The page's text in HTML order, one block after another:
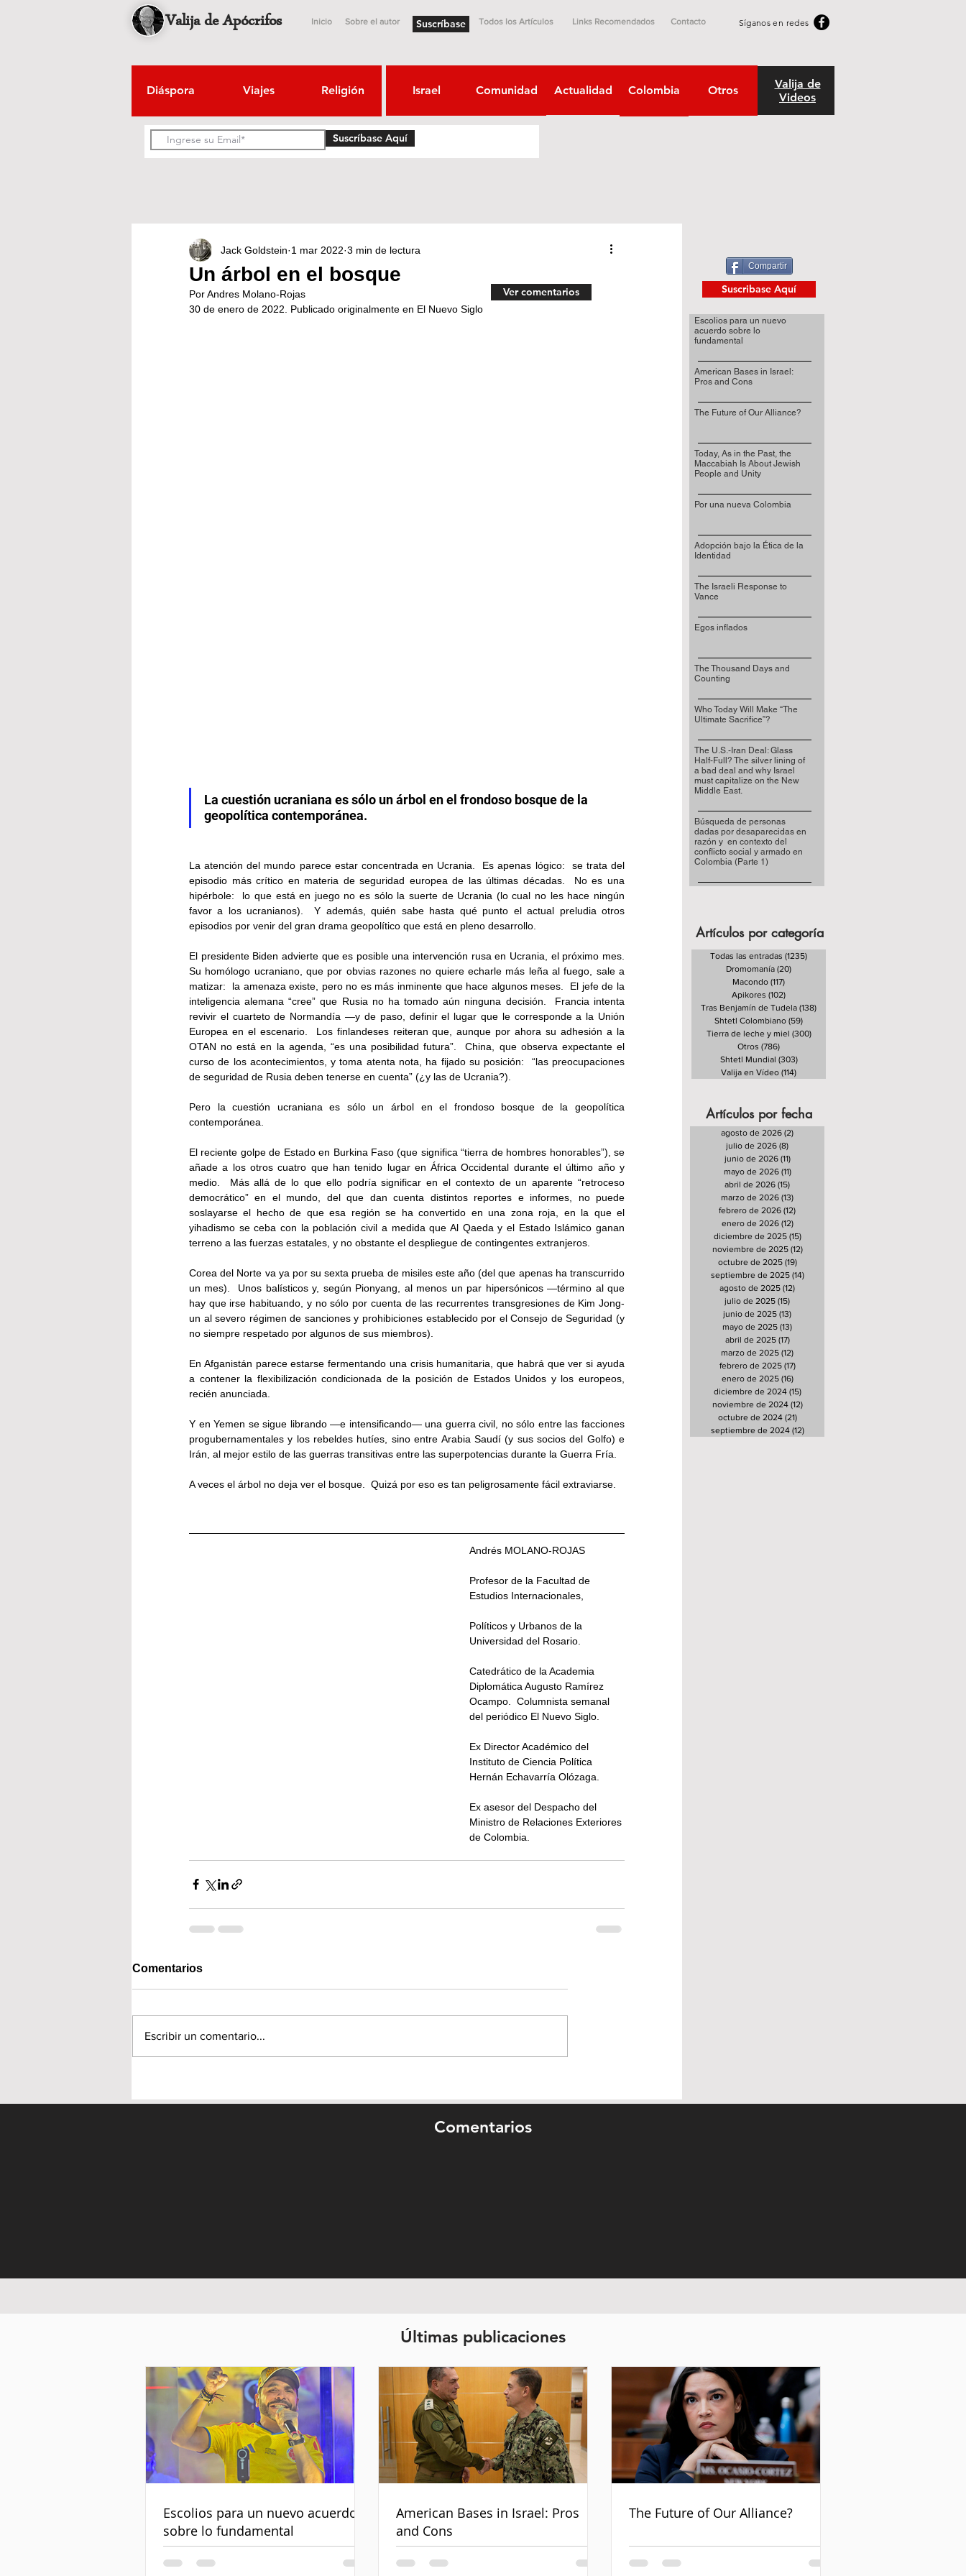
Valija de Apócrifos Inicio Sobre el autor Suscríbase Todos los Artículos Links Recomendados Contacto Síganos en redes
Diáspora Viajes Religión Israel Comunidad Actualidad Colombia Otros
Valija de
Videos
Suscríbase Aquí
Un árbol en el bosque
Jack Goldstein 1 mar 2022 3 min de lectura
Por Andres Molano-Rojas
30 de enero de 2022. Publicado originalmente en El Nuevo Siglo
La cuestión ucraniana es sólo un árbol en el frondoso bosque de la
geopolítica contemporánea.
La atención del mundo parece estar concentrada en Ucrania.  Es apenas lógico:  se trata del
episodio más crítico en materia de seguridad europea de las últimas décadas.  No es una
hipérbole:  lo que está en juego no es sólo la suerte de Ucrania (lo cual no les hace ningún
favor a los ucranianos).  Y además, quién sabe hasta qué punto el actual preludia otros
episodios por venir del gran drama geopolítico que está en pleno desarrollo.
El presidente Biden advierte que es posible una intervención rusa en Ucrania, el próximo mes.
Su homólogo ucraniano, que por obvias razones no quiere echarle más leña al fuego, sale a
matizar:  la amenaza existe, pero no es más inminente que hace algunos meses.  El jefe de la
inteligencia alemana “cree” que Rusia no ha tomado aún ninguna decisión.  Francia intenta
revivir el cuarteto de Normandía —y de paso, definir el lugar que le corresponde a la Unión
Europea en el escenario.  Los finlandeses reiteran que, aunque por ahora su adhesión a la
OTAN no está en la agenda, “es una posibilidad futura”.  China, que observa expectante el
curso de los acontecimientos, y toma atenta nota, ha fijado su posición:  “las preocupaciones
de seguridad de Rusia deben tenerse en cuenta” (¿y las de Ucrania?).
Pero la cuestión ucraniana es sólo un árbol en el frondoso bosque de la geopolítica
contemporánea.
El reciente golpe de Estado en Burkina Faso (que significa “tierra de hombres honorables”), se
añade a los otros cuatro que han tenido lugar en África Occidental durante el último año y
medio.  Más allá de lo que ello podría significar en el contexto de un aparente “retroceso
democrático” en el mundo, del que dan cuenta distintos reportes e informes, no puede
soslayarse el hecho de que esa región se ha convertido en una zona roja, en la que el
yihadismo se ceba con la población civil a medida que Al Qaeda y el Estado Islámico ganan
terreno a las fuerzas estatales, y no obstante el despliegue de contingentes extranjeros.
Corea del Norte va ya por su sexta prueba de misiles este año (del que apenas ha transcurrido
un mes).  Unos balísticos y, según Pionyang, al menos un par hipersónicos —término al que
hay que irse habituando, y no sólo por cuenta de las recurrentes transgresiones de Kim Jong-
un al severo régimen de sanciones y prohibiciones establecido por el Consejo de Seguridad (y
no siempre respetado por algunos de sus miembros).
En Afganistán parece estarse fermentando una crisis humanitaria, que habrá que ver si ayuda
a contener la flexibilización condicionada de la posición de Estados Unidos y los europeos,
recién anunciada.
Y en Yemen se sigue librando —e intensificando— una guerra civil, no sólo entre las facciones
progubernamentales y los rebeldes hutíes, sino entre Arabia Saudí (y sus socios del Golfo) e
Irán, al mejor estilo de las guerras transitivas entre las superpotencias durante la Guerra Fría.
A veces el árbol no deja ver el bosque.  Quizá por eso es tan peligrosamente fácil extraviarse.
Andrés MOLANO-ROJAS
Profesor de la Facultad de
Estudios Internacionales,
Políticos y Urbanos de la
Universidad del Rosario.
Catedrático de la Academia
Diplomática Augusto Ramírez
Ocampo.  Columnista semanal
del periódico El Nuevo Siglo.
Ex Director Académico del
Instituto de Ciencia Política
Hernán Echavarría Olózaga.
Ex asesor del Despacho del
Ministro de Relaciones Exteriores
de Colombia.
Comentarios
Escribir un comentario...
Ver comentarios
Compartir
Suscribase Aquí
Escolios para un nuevo
acuerdo sobre lo
fundamental
American Bases in Israel:
Pros and Cons
The Future of Our Alliance?
Today, As in the Past, the
Maccabiah Is About Jewish
People and Unity
Por una nueva Colombia
Adopción bajo la Ética de la
Identidad
The Israeli Response to
Vance
Egos inflados
The Thousand Days and
Counting
Who Today Will Make “The
Ultimate Sacrifice”?
The U.S.-Iran Deal: Glass
Half-Full? The silver lining of
a bad deal and why Israel
must capitalize on the New
Middle East.
Búsqueda de personas
dadas por desaparecidas en
razón y en contexto del
conflicto social y armado en
Colombia (Parte 1)
Artículos por categoría
Todas las entradas (1235)
Dromomanía (20)
Macondo (117)
Apikores (102)
Tras Benjamín de Tudela (138)
Shtetl Colombiano (59)
Tierra de leche y miel (300)300 entradas
Otros (786)
Shtetl Mundial (303)303 entradas
Valija en Vídeo (114)
Artículos por fecha
agosto de 2026 (2)
julio de 2026 (8)
junio de 2026 (11)11 entradas
mayo de 2026 (11)11 entradas
abril de 2026 (15)
marzo de 2026 (13)
febrero de 2026 (12)
enero de 2026 (12)12 entradas
diciembre de 2025 (15)15 entradas
noviembre de 2025 (12)12 entradas
octubre de 2025 (19)19 entradas
septiembre de 2025 (14)14 entradas
agosto de 2025 (12)
julio de 2025 (15)
junio de 2025 (13)
mayo de 2025 (13)
abril de 2025 (17)17 entradas
marzo de 2025 (12)
febrero de 2025 (17)17 entradas
enero de 2025 (16)16 entradas
diciembre de 2024 (15)15 entradas
noviembre de 2024 (12)12 entradas
octubre de 2024 (21)21 entradas
septiembre de 2024 (12)12 entradas
Comentarios
Últimas publicaciones
Escolios para un nuevo acuerdo
sobre lo fundamental
American Bases in Israel: Pros
and Cons
The Future of Our Alliance?